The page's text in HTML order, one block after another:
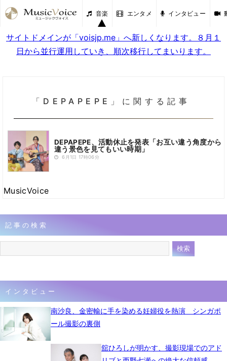
音楽 エンタメ インタビュー
サイトドメインが「voisjp.me」へ新しくなります。８月１
日から並行運用していき、順次移行してまいります。
「DEPAPEPE」に関する記事
DEPAPEPE、活動休止を発表「お互い違う角度から
違う景色を見てもいい時期」
6月1日 17時06分
MusicVoice
記事の検索
インタビュー
南沙良、金密輸に手を染める妊婦役を熱演 シンガポ
ール撮影の裏側
舘ひろしが明かす、撮影現場でのアド